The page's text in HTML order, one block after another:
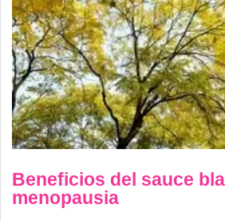
Beneficios del sauce
menopausia